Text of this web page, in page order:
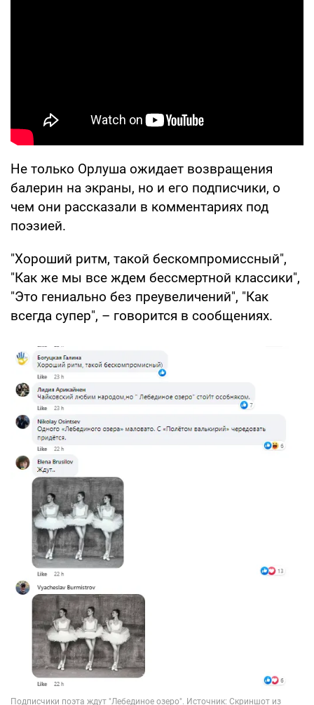
Не только Орлуша ожидает возвращения
балерин на экраны, но и его подписчики, о
чем они рассказали в комментариях под
поэзией.
"Хороший ритм, такой бескомпромиссный",
"Как же мы все ждем бессмертной классики",
"Это гениально без преувеличений", "Как
всегда супер", – говорится в сообщениях.